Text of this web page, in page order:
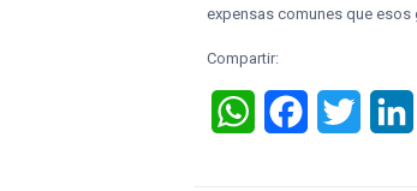
expensas comunes que
Compartir:
WhatsAppFacebookTwitter